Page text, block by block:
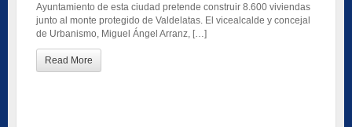
Ayuntamiento de esta ciudad pretende construir 8.600 viviendas
junto al monte protegido de Valdelatas. El vicealcalde y concejal
de Urbanismo, Miguel Ángel Arranz, […]
Read More